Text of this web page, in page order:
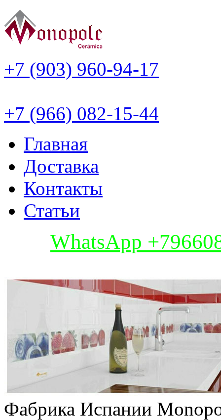
+7 (903) 960-94-17
+7 (966) 082-15-44
Главная
Доставка
Контакты
Статьи
WhatsApp
Фабрика Испании